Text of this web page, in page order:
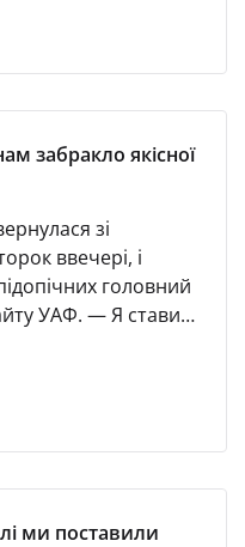
забракло якісної
зі
ввечері, і
головний
УАФ. — Я ставив
хотілося, хоча, як
аби грати в
ми поставили